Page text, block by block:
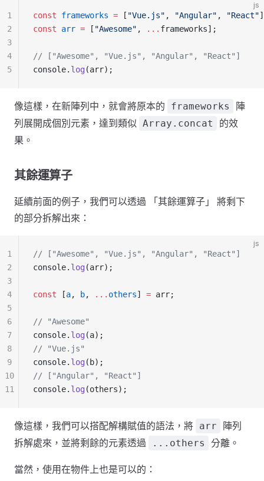
js
const frameworks = [ "Vue.js" , "Angular" , "React"]
const arr = [ "Awesome" , ... frameworks];
// ["Awesome", "Vue.js", "Angular", "React"]
console. log (arr);
1
2
3
4
5
像這樣，在新陣列中，就會將原本的 frameworks
陣
列展開成個別元素，達到類似 Array.concat
的效
果。
其餘運算子
延續前面的例子，我們可以透過 「其餘運算子」 將剩下
的部分拆解出來：
js
// ["Awesome", "Vue.js", "Angular", "React"]
console. log (arr);
const [a, b, ... others] = arr;
// "Awesome"
console. log (a);
// "Vue.js"
console. log (b);
// ["Angular", "React"]
console. log (others);
1
2
3
4
5
6
7
8
9
10
11
像這樣，我們可以搭配解構賦值的語法，將 arr
陣列
拆解處來，並將剩餘的元素透過
...others 分離。
當然，使用在物件上也是可以的：